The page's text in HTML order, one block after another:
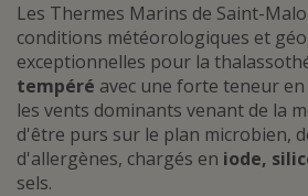
Les Thermes Marins de Saint-
conditions météorologiques et
exceptionnelles pour la
tempéré avec une forte teneur en
les vents dominants venant de la
d'être purs sur le plan microbien,
d'allergènes, chargés en iode,
sels.